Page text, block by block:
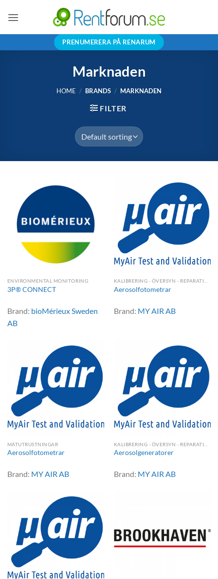
PRENUMERERA PÅ RENARUM
Marknaden
HOME / BRANDS / MARKNADEN
FILTER
ENVIRONMENTAL MONITORING
3P® CONNECT
Brand: bioMérieux Sweden
AB
KALIBRERING - ÖVERSYN - REPARATION
Aerosolfotometrar
Brand: MY AIR AB
MÄTUTRUSTNINGAR
Aerosolfotometrar
Brand: MY AIR AB
Aerosolgeneratorer
Brand: MY AIR AB